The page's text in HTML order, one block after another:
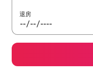
退房